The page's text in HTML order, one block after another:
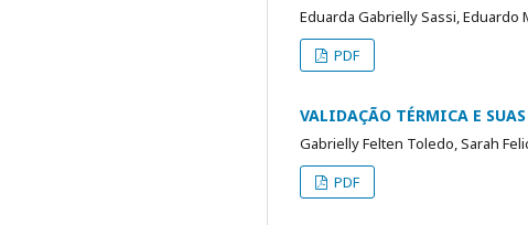
Eduarda Gabrielly Sassi, Eduardo
PDF
VALIDAÇÃO TÉRMICA E
Gabrielly Felten Toledo, Sarah
PDF